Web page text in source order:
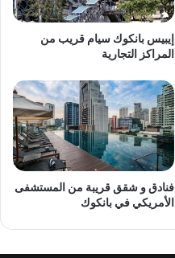
إيبيس بانكوك سيام قريب من
المراكز التجارية
فنادق و شقق قريبة من المستشفى
الأمريكي في بانكوك